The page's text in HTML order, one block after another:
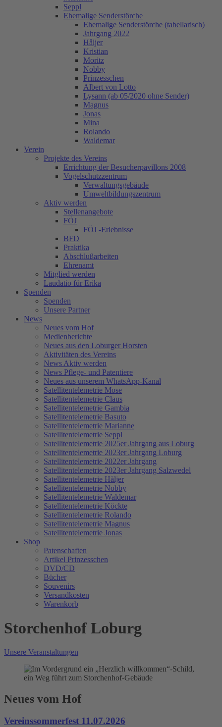
Seppl
Ehemalige Senderstörche
Ehemalige Senderstörche (tabellarisch)
Jahrgang 2022
Håljer
Kristian
Moritz
Nobby
Prinzesschen
Albert von Lotto
Lysann (ab 05/2020 ohne Sender)
Magnus
Jonas
Mina
Rolando
Waldemar
Verein
Projekte des Vereins
Errichtung der Besucherpavillons 2008
Vogelschutzzentrum
Verwaltungsgebäude
Umweltbildungszentrum
Aktiv werden
Stellenangebote
FÖJ
FÖJ -Erlebnisse
BFD
Praktika
Abschlußarbeiten
Ehrenamt
Mitglied werden
Laudatio für Erika
Spenden
Spenden
Unsere Partner
News
Neues vom Hof
Medienberichte
Neues aus den Loburger Horsten
Aktivitäten des Vereins
News Aktiv werden
News Pflege- und Patentiere
Neues aus unserem WhatsApp-Kanal
Satellitentelemetrie Mose
Satellitentelemetrie Claus
Satellitentelemetrie Gambia
Satellitentelemetrie Basuto
Satellitentelemetrie Marianne
Satellitentelemetrie Seppl
Satellitentelemetrie 2025er Jahrgang aus Loburg
Satellitentelemetrie 2023er Jahrgang Loburg
Satellitentelemetrie 2022er Jahrgang
Satellitentelemetrie 2023er Jahrgang Salzwedel
Satellitentelemetrie Håljer
Satellitentelemetrie Nobby
Satellitentelemetrie Waldemar
Satellitentelemetrie Köckte
Satellitentelemetrie Rolando
Satellitentelemetrie Magnus
Satellitentelemetrie Jonas
Shop
Patenschaften
Artikel Prinzesschen
DVD/CD
Bücher
Souvenirs
Versandkosten
Warenkorb
Storchenhof Loburg
Unsere Veranstaltungen
Neues vom Hof
Vereinssommerfest 11.07.2026